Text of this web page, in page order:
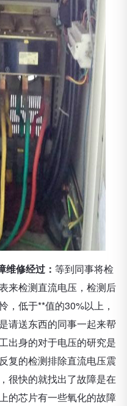
修经过： 等到同事将检
来检测直流电压，检测后
，低于**值的30%以上，
请送东西的同事一起来帮
出身的对于电压的研究是
复的检测排除直流电压震
很快的就找出了故障是在
的芯片有一些氧化的故障